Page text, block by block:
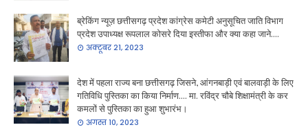
ब्रेकिंग न्यूज़ छत्तीसगढ़ प्रदेश कांग्रेस कमेटी अनुसूचित जाति विभाग
प्रदेश उपाध्यक्ष रूपलाल कोसरे दिया इस्तीफा और क्या कहा जाने....
अक्टूबर 21, 2023
देश में पहला राज्य बना छत्तीसगढ़ जिसने, आंगनबाड़ी एवं बालवाड़ी के लिए
गतिविधि पुस्तिका का किया निर्माण.... मा. रविंद्र चौबे शिक्षामंत्री के कर
कमलों से पुस्तिका का हुआ शुभारंभ।
अगस्त 10, 2023